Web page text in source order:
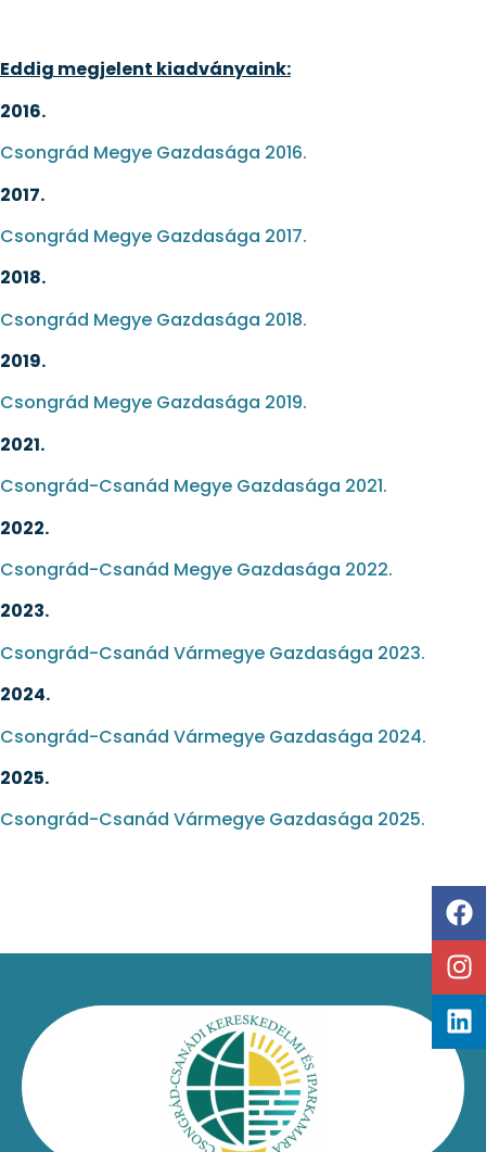
Eddig megjelent kiadványaink:
2016.
Csongrád Megye Gazdasága 2016.
2017.
Csongrád Megye Gazdasága 2017.
2018.
Csongrád Megye Gazdasága 2018.
2019.
Csongrád Megye Gazdasága 2019.
2021.
Csongrád-Csanád Megye Gazdasága 2021.
2022.
Csongrád-Csanád Megye Gazdasága 2022.
2023.
Csongrád-Csanád Vármegye Gazdasága 2023.
2024.
Csongrád-Csanád Vármegye Gazdasága 2024.
2025.
Csongrád-Csanád Vármegye Gazdasága 2025.